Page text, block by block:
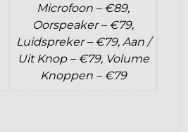
Microfoon – €89,
Oorspeaker – €79,
Luidspreker – €79, Aan /
Uit Knop – €79, Volume
Knoppen – €79